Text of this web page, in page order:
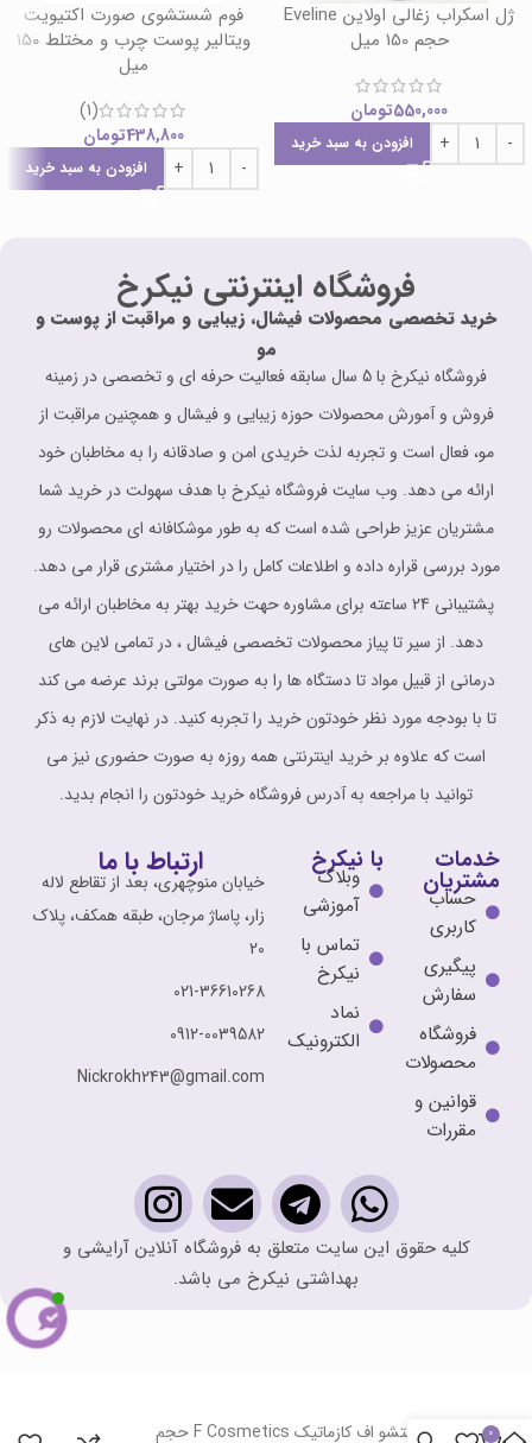
ژل اسکراب زغالی اولاین Eveline
حجم 150 میل
550,000تومان
افزودن به سبد خرید
فوم شستشوی صورت اکتیویت
ویتالیر پوست چرب و مختلط 150
میل
(1)
438,800تومان
افزودن به سبد خرید
فروشگاه اینترنتی نیکرخ
خرید تخصصی محصولات فیشال، زیبایی و مراقبت از پوست و
مو
فروشگاه نیکرخ با 5 سال سابقه فعالیت حرفه ای و تخصصی در زمینه
فروش و آمورش محصولات حوزه زیبایی و فیشال و همچنین مراقبت از
مو، فعال است و تجربه لذت خریدی امن و صادقانه را به مخاطبان خود
ارائه می دهد. وب سایت فروشگاه نیکرخ با هدف سهولت در خرید شما
مشتریان عزیز طراحی شده است که به طور موشکافانه ای محصولات رو
مورد بررسی قراره داده و اطلاعات کامل را در اختیار مشتری قرار می دهد.
پشتیبانی 24 ساعته برای مشاوره حهت خرید بهتر به مخاطبان ارائه می
دهد. از سیر تا پیاز محصولات تخصصی فیشال ، در تمامی لاین های
درمانی از قبیل مواد تا دستگاه ها را به صورت مولتی برند عرضه می کند
تا با بودجه مورد نظر خودتون خرید را تجربه کنید. در نهایت لازم به ذکر
است که علاوه بر خرید اینترنتی همه روزه به صورت حضوری نیز می
توانید با مراجعه به آدرس فروشگاه خرید خودتون را انجام بدید.
خدمات
مشتریان
حساب
کاربری
پیگیری
سفارش
فروشگاه
محصولات
قوانین و
مقررات
با نیکرخ
وبلاگ
آموزشی
تماس با
نیکرخ
نماد
الکترونیک
ارتباط با ما
خیابان منوچهری، بعد از تقاطع لاله
زار، پاساژ مرجان، طبقه همکف، پلاک
20
021-36610268
0912-0039582
Nickrokh243@gmail.com
کلیه حقوق این سایت متعلق به فروشگاه آنلاین آرایشی و
بهداشتی نیکرخ می باشد.
ژل شستشو اف کازماتیک F Cosmetics حجم
0